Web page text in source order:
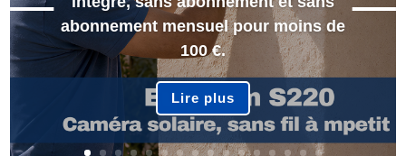
abonnement mensuel pour moins de
100 €.
Lire plus